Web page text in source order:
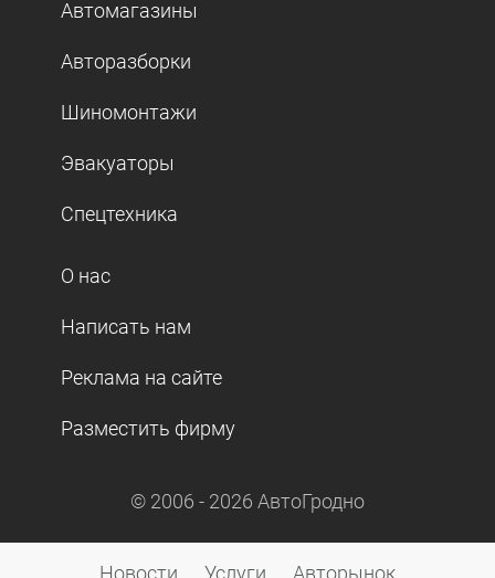
Автомагазины
Авторазборки
Шиномонтажи
Эвакуаторы
Спецтехника
О нас
Написать нам
Реклама на сайте
Разместить фирму
© 2006 - 2026 АвтоГродно
Новости Услуги Авторынок